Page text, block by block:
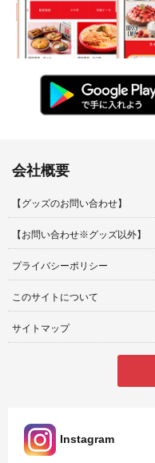
会社概要
【グッズのお問い合わせ】
【お問い合わせ※グッズ以外】
プライバシーポリシー
このサイトについて
サイトマップ
Instagram